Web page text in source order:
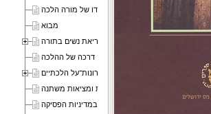
ציוויו של סבא מעין הקדמה על תפקידו של מורה הלכה
מבוא
פרק ראשון קריאת נשים בתורה
פרק שני דרכה של ההלכה
פרק שלישי עקרונות־על הלכתיים
פרק רביעי הלכה, שמרנות ומציאות משתנה
פרק חמישי שינויים במדיניות הפסיקה